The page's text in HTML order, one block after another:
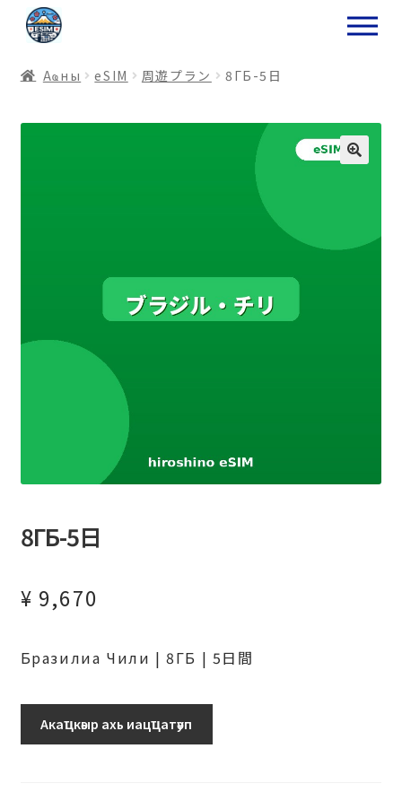
ナ
ビ
ー
ョ
コ
ン
ン
ス
Аҩны еSIM 周遊プラン 8ГБ-5日
8ГБ-5日
¥ 9,670
Бразилиа Чили | 8ГБ | 5日間
Акаҵкәыр ахь иацҵатәуп